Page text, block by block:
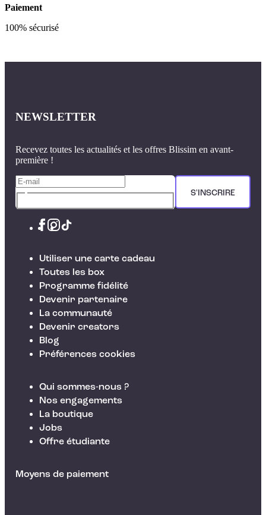
Paiement
100% sécurisé
NEWSLETTER
Recevez toutes les actualités et les offres Blissim en avant-
première !
S'INSCRIRE
Utiliser une carte cadeau
Toutes les box
Programme fidélité
Devenir partenaire
La communauté
Devenir creators
Blog
Préférences cookies
Qui sommes-nous ?
Nos engagements
La boutique
Jobs
Offre étudiante
Moyens de paiement